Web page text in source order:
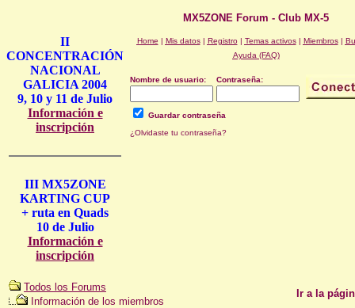
II
CONCENTRACIÓN
NACIONAL
GALICIA 2004
9, 10 y 11 de Julio
Información e
inscripción
III MX5ZONE
KARTING CUP
+ ruta en Quads
10 de Julio
Información e
inscripción
MX5ZONE Forum - Club MX-5
Home | Mis datos| Registro| Temas activos| Miembros|
Ayuda (FAQ)
Nombre de usuario: Contraseña:
Guardar contraseña
¿Olvidaste tu contraseña?
Todos los Forums
Información de los miembros
Ir a la